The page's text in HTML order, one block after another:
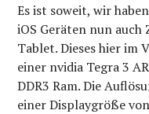
Es ist soweit, wir
iOS Geräten nun
Tablet. Dieses hier im
einer nvidia Tegra 3
DDR3 Ram. Die
einer Displaygröße